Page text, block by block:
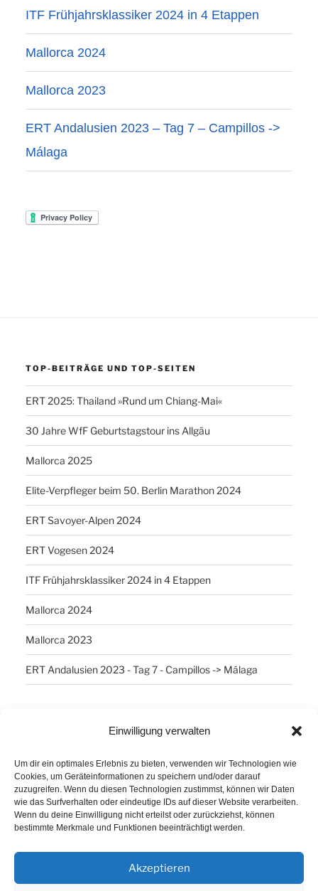
Einwilligung verwalten
Um dir ein optimales Erlebnis zu bieten, verwenden wir Technologien wie
Cookies, um Geräteinformationen zu speichern und/oder darauf
zuzugreifen. Wenn du diesen Technologien zustimmst, können wir Daten
wie das Surfverhalten oder eindeutige IDs auf dieser Website verarbeiten.
Wenn du deine Einwilligung nicht erteilst oder zurückziehst, können
bestimmte Merkmale und Funktionen beeinträchtigt werden.
Akzeptieren
ITF Frühjahrsklassiker 2024 in 4 Etappen
Mallorca 2024
Mallorca 2023
ERT Andalusien 2023 – Tag 7 – Campillos ->
Málaga
TOP-BEITRÄGE UND TOP-SEITEN
ERT 2025: Thailand »Rund um Chiang-Mai«
30 Jahre WfF Geburtstagstour ins Allgäu
Mallorca 2025
Elite-Verpfleger beim 50. Berlin Marathon 2024
ERT Savoyer-Alpen 2024
ERT Vogesen 2024
ITF Frühjahrsklassiker 2024 in 4 Etappen
Mallorca 2024
Mallorca 2023
ERT Andalusien 2023 - Tag 7 - Campillos -> Málaga
Havanna Kuba Laufen Los Angeles
Minusgrade PowerBar Produkte Ruhlsdorf
Tiri